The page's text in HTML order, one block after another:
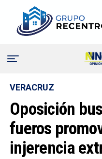
VERACRUZ
Oposición
fueros
injerencia